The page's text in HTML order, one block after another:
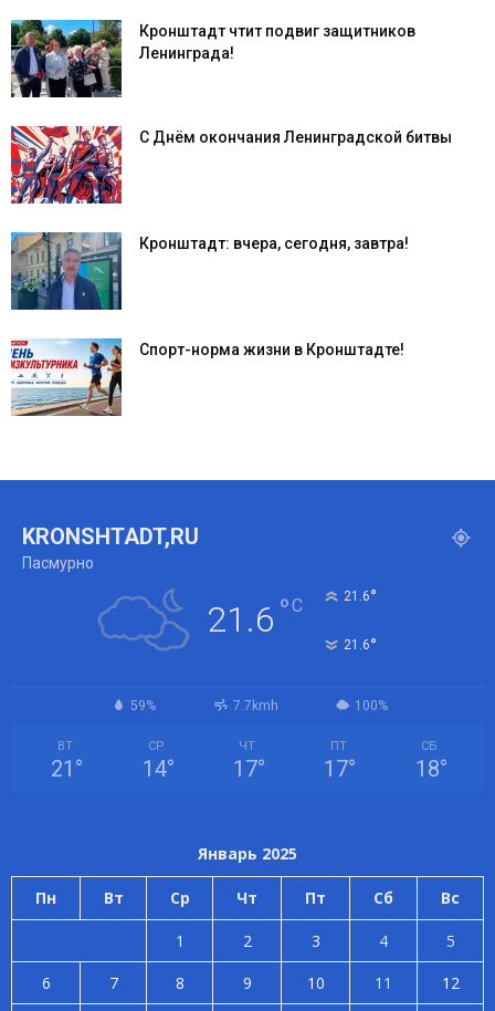
Кронштадт чтит подвиг защитников
Ленинграда!
С Днём окончания Ленинградской битвы
Кронштадт: вчера, сегодня, завтра!
Спорт-норма жизни в Кронштадте!
KRONSHTADT,RU
Пасмурно
21.6 °C 21.6°
21.6°
59% 7.7kmh 100%
ВТ
21 °
СР
14°
ЧТ
17°
ПТ
17°
СБ
18°
Январь 2025
Пн Вт Ср Чт Пт Сб Вс
1 2 3 4
5
6
7 8 9 10 11
12